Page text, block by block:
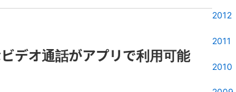
デオ通話がアプリで利用可能
2012
2011
2010